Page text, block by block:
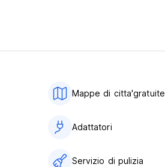
Mappe di citta'gratuite
Adattatori
Servizio di pulizia